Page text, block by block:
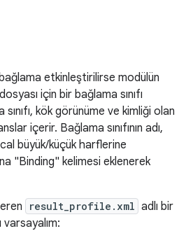
etkinleştirilirse modülün
için bir bağlama sınıfı
kök görünüme ve kimliği olan
içerir. Bağlama sınıfının adı,
büyük/küçük harflerine
"Binding" kelimesi eklenerek
result_profile.xml adlı bir